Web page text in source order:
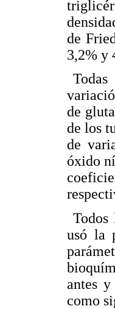
de
3,2% y
de
de los
de
óxido
Todos
usó la
antes
como